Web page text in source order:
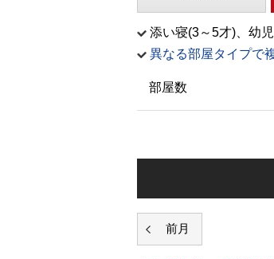
添い寝(3～5才)、幼
異なる部屋タイプで
部屋数